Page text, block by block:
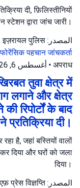
दी, फ़िलिस्तीनियों
स्टेशन द्वारा जांच जारी।
المصدر: इज़रायल पुलिस
फोरेंसिक पहचान जांचकर्ता
अपराध
• أغسطس 6, 2026 at 11:12 ص
तुवा क्षेत्र में
लगाने और क्षेत्र
रिपोर्टों के बाद
दी।
है, जहां बस्तियों वालों
दिया और घरों को जला
दिया।
المصدر: आईडीएफ़ प्रेस विज्ञप्ति